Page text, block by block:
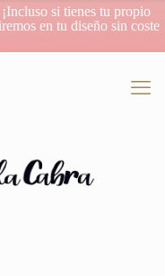
¡Incluso si tienes tu propio
en tu diseño sin coste